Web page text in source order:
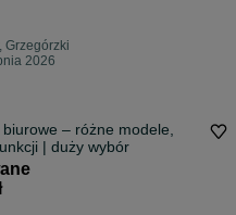
Grzegórzki
2026
biurowe – różne modele,
| duży wybór